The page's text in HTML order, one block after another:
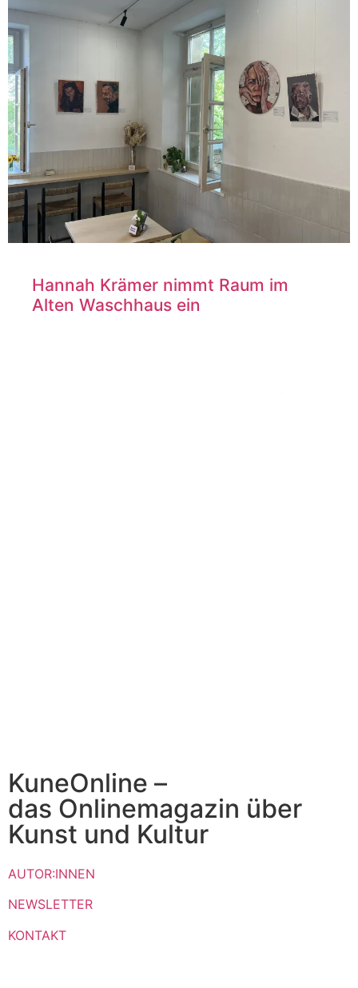
Hannah Krämer nimmt Raum im
Alten Waschhaus ein
KuneOnline –
das Onlinemagazin über
Kunst und Kultur
AUTOR:INNEN
NEWSLETTER
KONTAKT